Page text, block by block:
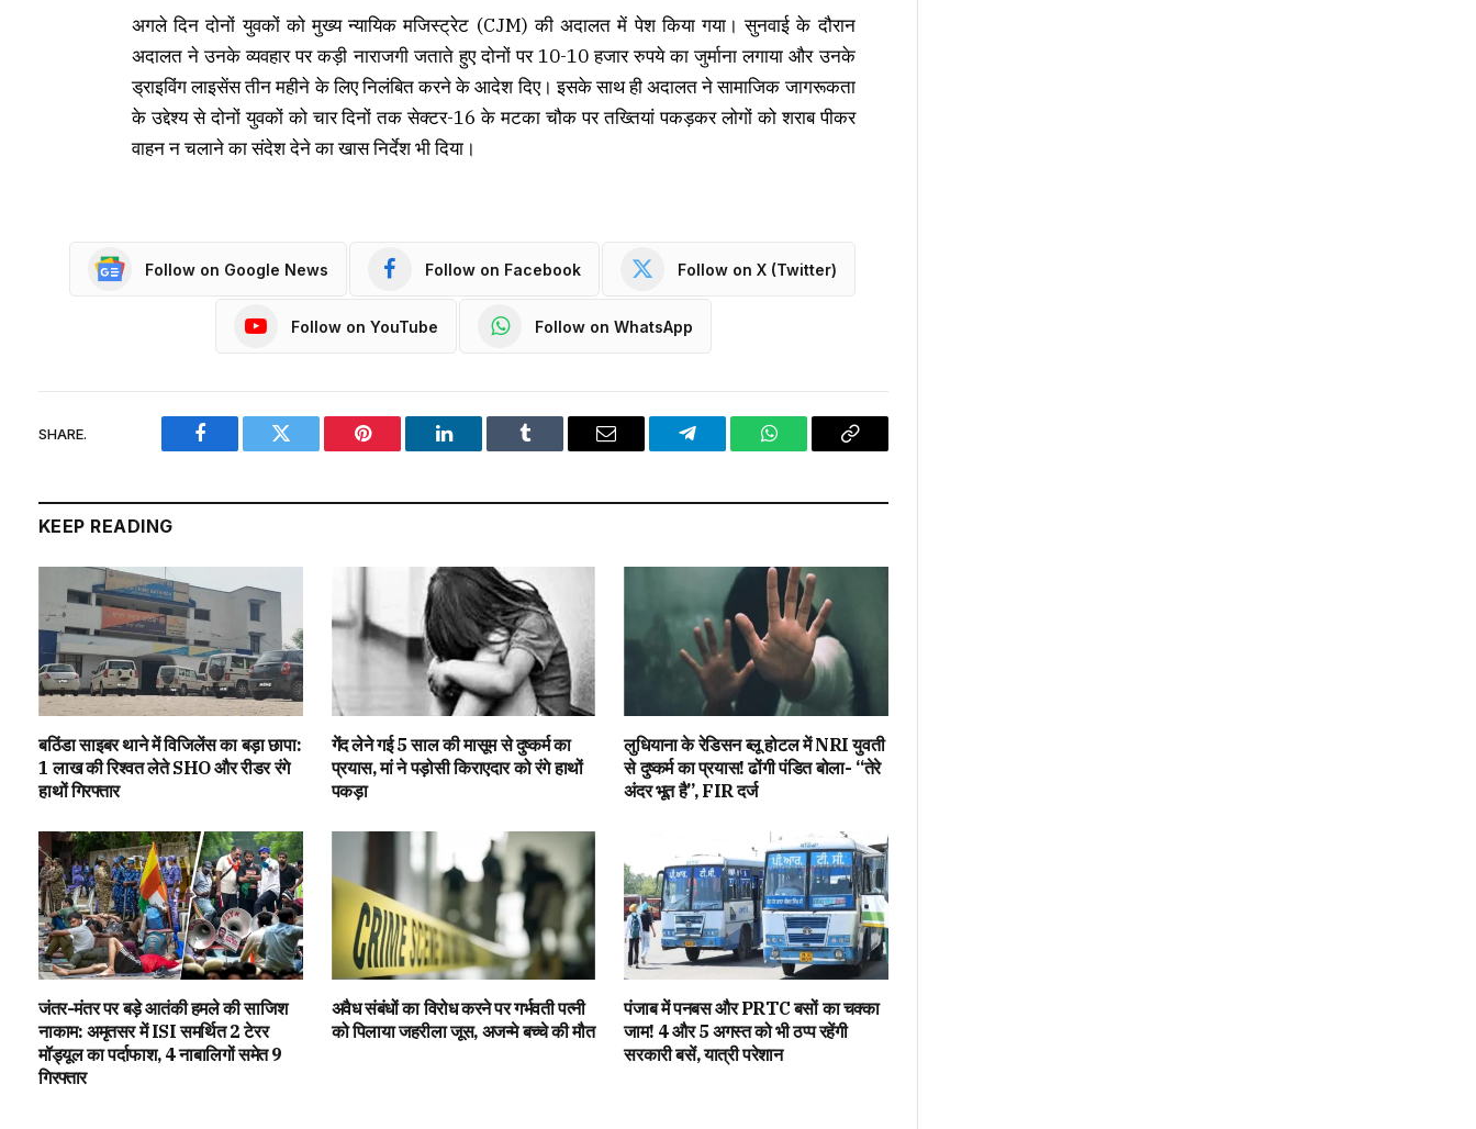
अगले दिन दोनों युवकों को मुख्य न्यायिक मजिस्ट्रेट (CJM) की अदालत में पेश किया गया। सुनवाई के दौरान
अदालत ने उनके व्यवहार पर कड़ी नाराजगी जताते हुए दोनों पर 10-10 हजार रुपये का जुर्माना लगाया और उनके
ड्राइविंग लाइसेंस तीन महीने के लिए निलंबित करने के आदेश दिए। इसके साथ ही अदालत ने सामाजिक जागरूकता
के उद्देश्य से दोनों युवकों को चार दिनों तक सेक्टर-16 के मटका चौक पर तख्तियां पकड़कर लोगों को शराब पीकर
वाहन न चलाने का संदेश देने का खास निर्देश भी दिया।
Follow on Google News Follow on Facebook Follow on X (Twitter)
Follow on YouTube Follow on WhatsApp
SHARE.
Facebook Twitter Pinterest LinkedIn Tumblr Email Telegram WhatsAppCopy
KEEP READING
बठिंडा साइबर थाने में विजिलेंस का बड़ा छापा:
1 लाख की रिश्वत लेते SHO और रीडर रंगे
हाथों गिरफ्तार
गेंद लेने गई 5 साल की मासूम से दुष्कर्म का
प्रयास, मां ने पड़ोसी किराएदार को रंगे हाथों
पकड़ा
लुधियाना के रेडिसन ब्लू होटल में NRI युवती
से दुष्कर्म का प्रयास! ढोंगी पंडित बोला- “तेरे
अंदर भूत है”, FIR दर्ज
जंतर-मंतर पर बड़े आतंकी हमले की साजिश
नाकाम: अमृतसर में ISI समर्थित 2 टेरर
मॉड्यूल का पर्दाफाश, 4 नाबालिगों समेत 9
गिरफ्तार
अवैध संबंधों का विरोध करने पर गर्भवती पत्नी
को पिलाया जहरीला जूस, अजन्मे बच्चे की मौत
पंजाब में पनबस और PRTC बसों का चक्का
जाम! 4 और 5 अगस्त को भी ठप्प रहेंगी
सरकारी बसें, यात्री परेशान